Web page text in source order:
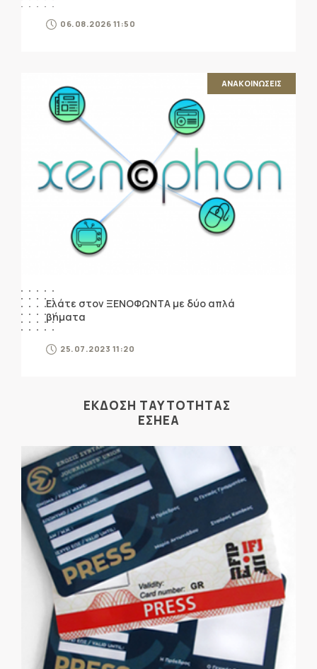
06.08.2026 11:50
ΑΝΑΚΟΙΝΩΣΕΙΣ
Ελάτε στον ΞΕΝΟΦΩΝΤΑ με δύο απλά
βήματα
25.07.2023 11:20
ΕΚΔΟΣΗ ΤΑΥΤΟΤΗΤΑΣ
ΕΣΗΕΑ